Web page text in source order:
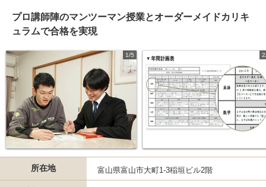
プロ講師陣のマンツーマン授業とオーダーメイドカリキ
ュラムで合格を実現
1/5
所在地 富山県富山市大町1-3稲垣ビル2階